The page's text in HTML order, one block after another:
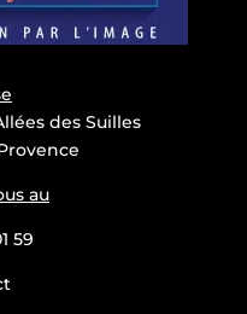
des Suilles
au
59